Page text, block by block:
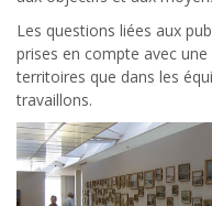
Les questions liées aux
prises en compte avec
territoires que dans les
travaillons.